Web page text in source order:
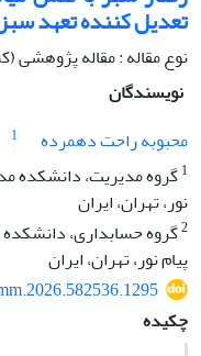
تعدیل کننده تعهد
نوع مقاله : مقاله پژوهشی
نویسندگان
محبوبه راحت دهمرده
1
1گروه مدیریت، دانشکده
نور، تهران، ایران
2گروه حسابداری،
پیام نور، تهران، ایران
چکیده